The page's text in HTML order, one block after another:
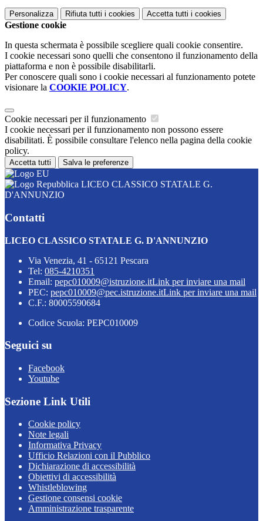
Personalizza Rifiuta tutti i cookies Accetta tutti i cookies
Gestione cookie
In questa schermata è possibile scegliere quali cookie consentire.
I cookie necessari sono quelli che consentono il funzionamento della
piattaforma e non è possibile disabilitarli.
Per conoscere quali sono i cookie necessari al funzionamento potete
visionare la COOKIE POLICY.
Cookie necessari per il funzionamento
I cookie necessari per il funzionamento non possono essere
disabilitati. È possibile consultare l'elenco nella pagina della cookie
policy.
Accetta tutti Salva le preferenze
LICEO CLASSICO STATALE G.
D'ANNUNZIO
Contatti
LICEO CLASSICO STATALE G. D'ANNUNZIO
Via Venezia, 41 - 65121 Pescara
Tel: 085-4210351
Email: pepc010009@istruzione.itLink per inviare una mail
PEC: pepc010009@pec.istruzione.itLink per inviare una mail
C.F.: 80005590684
Codice Scuola: PEPC010009
Seguici su
Facebook
Youtube
Sezione Link Utili
Cookie policy
Note legali
Informativa Privacy
Ufficio Relazioni con il Pubblico
Dichiarazione di accessibilità
Obiettivi di accessibilità
Whistleblowing
Gestione consensi cookie
Amministrazione trasparente